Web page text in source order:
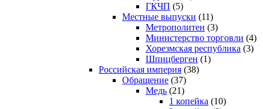
ГКЧП (5)
Местные выпуски (11)
Метрополитен (3)
Министерство торговли (4)
Хорезмская республика (3)
Шпицберген (1)
Российская империя (38)
Обращение (37)
Медь (21)
1 копейка (10)